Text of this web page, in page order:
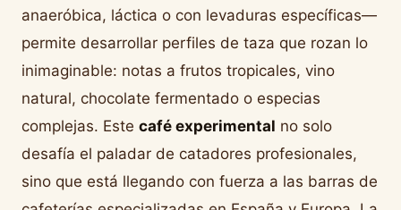
anaeróbica, láctica o con levaduras específicas—
permite desarrollar perfiles de taza que rozan lo
inimaginable: notas a frutos tropicales, vino
natural, chocolate fermentado o especias
complejas. Este café experimental no solo
desafía el paladar de catadores profesionales,
sino que está llegando con fuerza a las barras de